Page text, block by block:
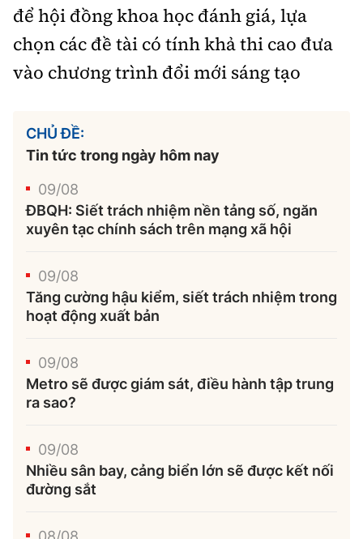
để hội đồng khoa học đánh giá, lựa
chọn các đề tài có tính khả thi cao đưa
vào chương trình đổi mới sáng tạo
CHỦ ĐỀ:
Tin tức trong ngày hôm nay
09/08
ĐBQH: Siết trách nhiệm nền tảng số, ngăn
xuyên tạc chính sách trên mạng xã hội
09/08
Tăng cường hậu kiểm, siết trách nhiệm trong
hoạt động xuất bản
09/08
Metro sẽ được giám sát, điều hành tập trung
ra sao?
09/08
Nhiều sân bay, cảng biển lớn sẽ được kết nối
đường sắt